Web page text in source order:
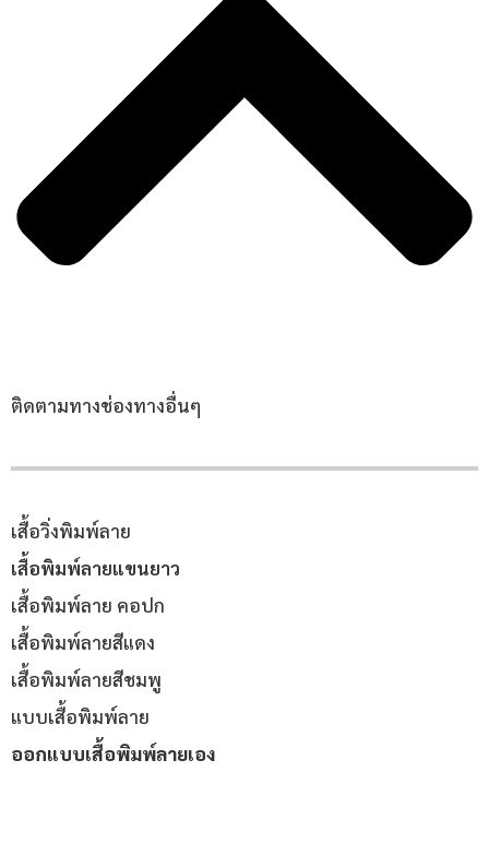
ติดตามทางช่องทางอื่นๆ
เสื้อวิ่งพิมพ์ลาย
เสื้อพิมพ์ลายแขนยาว
เสื้อพิมพ์ลาย คอปก
เสื้อพิมพ์ลายสีแดง
เสื้อพิมพ์ลายสีชมพู
แบบเสื้อพิมพ์ลาย
ออกแบบเสื้อพิมพ์ลายเอง